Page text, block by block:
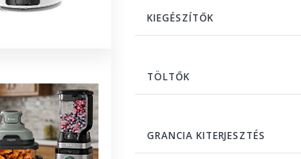
KIEGÉSZÍTŐK
TÖLTŐK
GRANCIA KITERJESZTÉS